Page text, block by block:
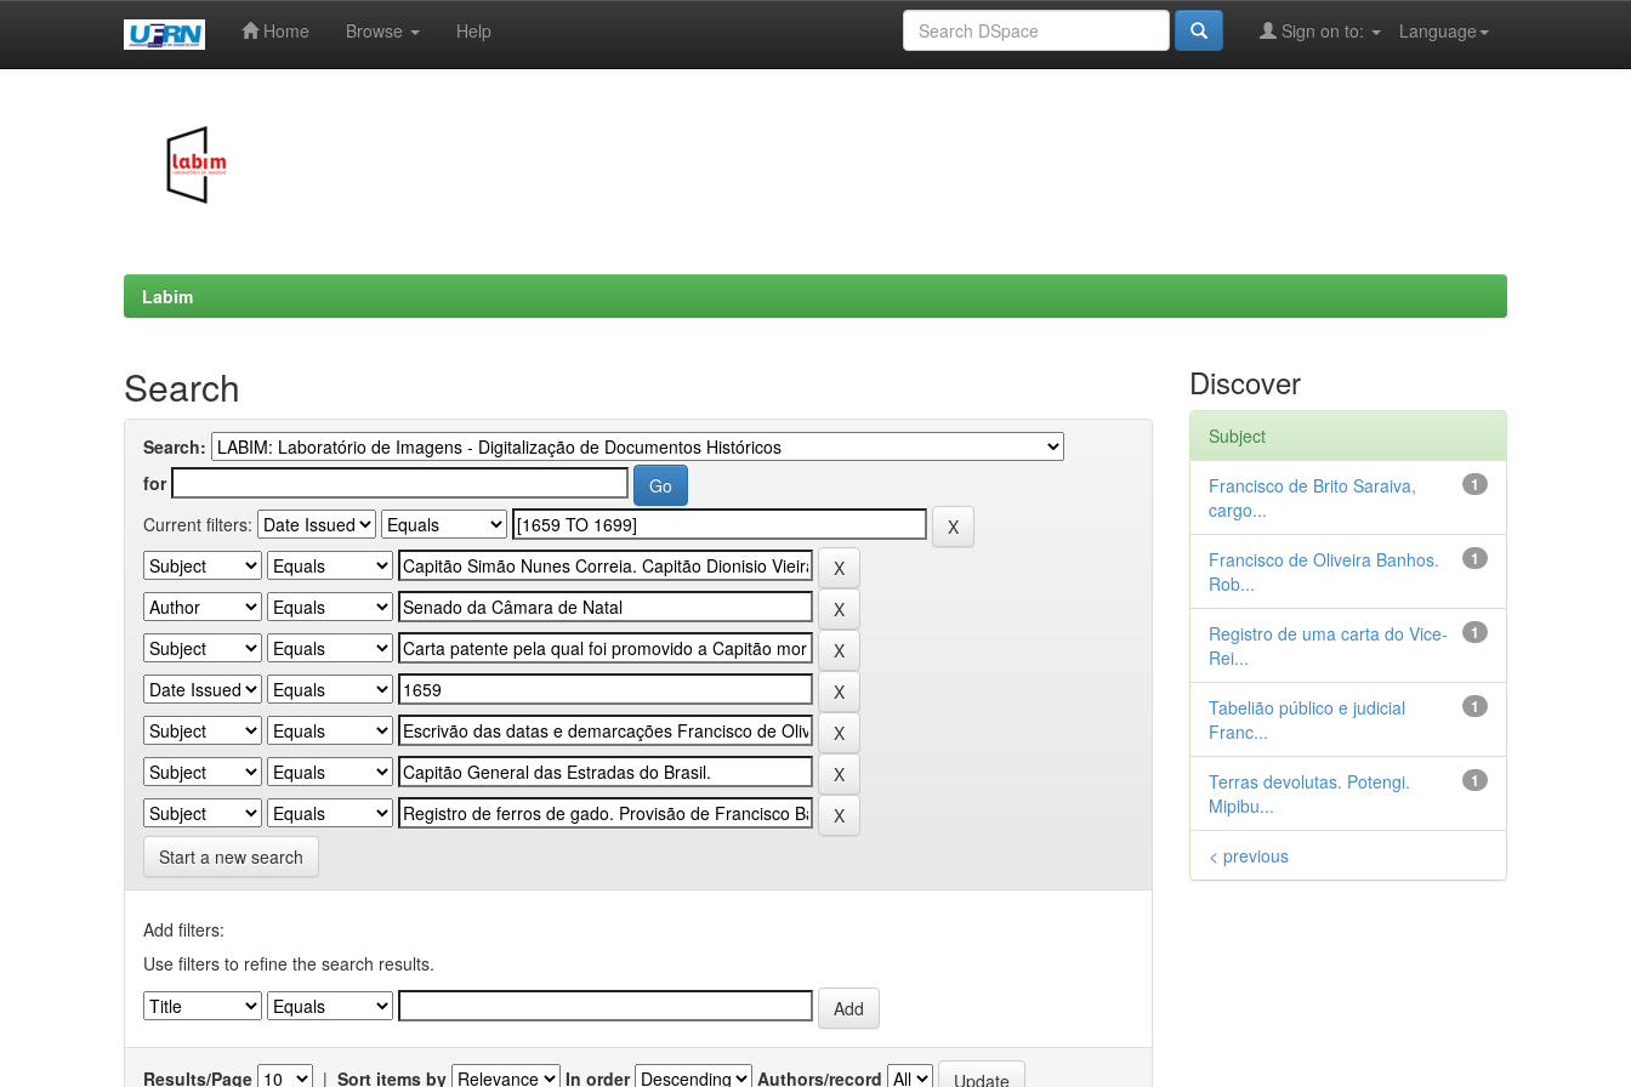
Home Browse Help Language
Sign on to:
Labim
Search
Search:
for
Current filters:
Start a new search
Add filters:
Use filters to refine the search results.
Results/Page | Sort items by In order Authors/record
Discover
Subject
1
Francisco de Brito Saraiva,
cargo...
1
Francisco de Oliveira Banhos.
Rob...
1
Registro de uma carta do Vice-
Rei...
1
Tabelião público e judicial
Franc...
1
Terras devolutas. Potengi.
Mipibu...
< previous